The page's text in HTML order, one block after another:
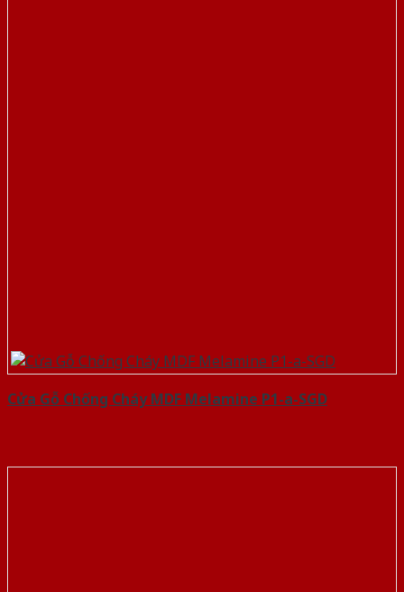
Cửa Gỗ Chống Cháy MDF Melamine P1-a-SGD